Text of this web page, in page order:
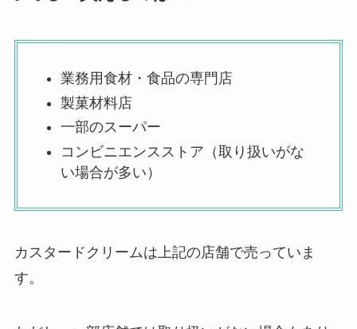
業務用食材・食品の専門店
製菓材料店
一部のスーパー
コンビニエンスストア（取り扱いがな
い場合が多い）
カスタードクリームは上記の店舗で売っていま
す。